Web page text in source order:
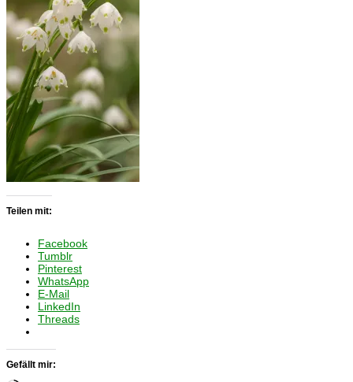
Teilen mit:
Facebook
Tumblr
Pinterest
WhatsApp
E-Mail
LinkedIn
Threads
Gefällt mir: